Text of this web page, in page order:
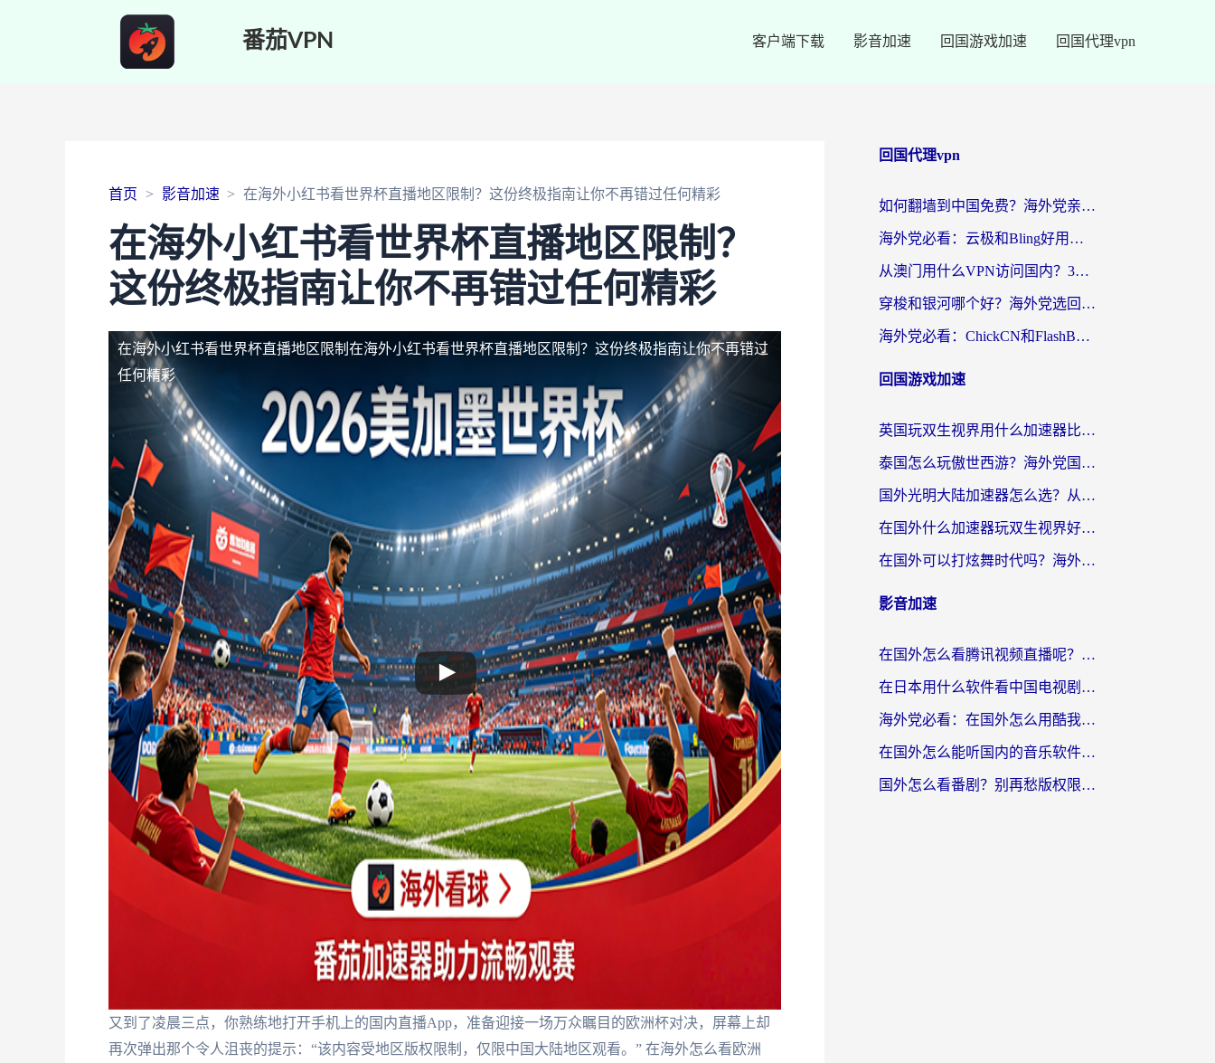
番茄VPN 客户端下载 影音加速 回国游戏加速 回国代理vpn
首页 影音加速 在海外小红书看世界杯直播地区限制？这份终极指南让你不再错过任何精彩
在海外小红书看世界杯直播地区限制？
这份终极指南让你不再错过任何精彩
在海外小红书看世界杯直播地区限制 在海外小红书看世界杯直播地区限制？这份终极指南让你不再错过
任何精彩
又到了凌晨三点，你熟练地打开手机上的国内直播App，准备迎接一场万众瞩目的欧洲杯对决，屏幕上却
再次弹出那个令人沮丧的提示：“该内容受地区版权限制，仅限中国大陆地区观看。” 在海外怎么看欧洲
回国代理vpn
如何翻墙到中国免费？海外党亲测：从踩坑到选对加速器的全攻略
海外党必看：云极和Bling好用吗？3分钟教你选对回国加速器
从澳门用什么VPN访问国内？3个实用标准帮你避开坑，无缝刷剧听歌
穿梭和银河哪个好？海外党选回国加速器的避坑指南，附番茄加速器实测体验
海外党必看：ChickCN和FlashBack好用吗？3招教你选对回国加速器（附云极、HomeCN、斧牛vs艾果对比）
回国游戏加速
英国玩双生视界用什么加速器比较好？海外党亲测有效的国服游戏加速方案
泰国怎么玩傲世西游？海外党国服游戏加速终极攻略（附光明大陆量子特攻实测）
国外光明大陆加速器怎么选？从卡顿到丝滑的终极指南（含德国玩走开外星人墨西哥玩俄罗斯方块技巧）
在国外什么加速器玩双生视界好用？海外党亲测不踩坑的终极指南
在国外可以打炫舞时代吗？海外玩家国服游戏加速全攻略（附实测推荐）
影音加速
在国外怎么看腾讯视频直播呢？留学生亲测有效的回国加速指南
在日本用什么软件看中国电视剧呢？留学生亲测有效的回国加速方案
海外党必看：在国外怎么用酷我音乐听音乐？告别“地区不支持”的实用指南
在国外怎么能听国内的音乐软件？别让版权限制断了你的“中文歌单”
国外怎么看番剧？别再愁版权限制！一个工具解决所有回国追剧难题